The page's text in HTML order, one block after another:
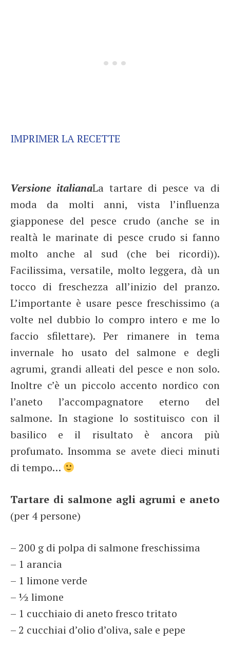
IMPRIMER LA RECETTE
Versione italianaLa tartare di pesce va di
moda da molti anni, vista l’influenza
giapponese del pesce crudo (anche se in
realtà le marinate di pesce crudo si fanno
molto anche al sud (che bei ricordi)).
Facilissima, versatile, molto leggera, dà un
tocco di freschezza all’inizio del pranzo.
L’importante è usare pesce freschissimo (a
volte nel dubbio lo compro intero e me lo
faccio sfilettare). Per rimanere in tema
invernale ho usato del salmone e degli
agrumi, grandi alleati del pesce e non solo.
Inoltre c’è un piccolo accento nordico con
l’aneto l’accompagnatore eterno del
salmone. In stagione lo sostituisco con il
basilico e il risultato è ancora più
profumato. Insomma se avete dieci minuti
di tempo…
Tartare di salmone agli agrumi e aneto
(per 4 persone)
– 200 g di polpa di salmone freschissima
– 1 arancia
– 1 limone verde
– ½ limone
– 1 cucchiaio di aneto fresco tritato
– 2 cucchiai d’olio d’oliva, sale e pepe